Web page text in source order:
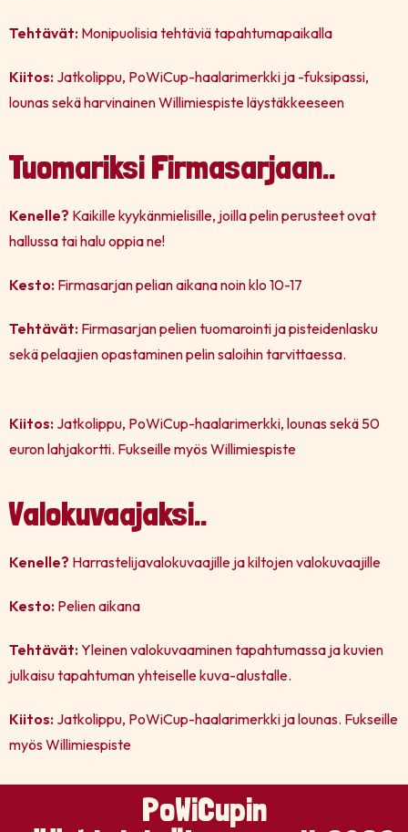
Tehtävät: Monipuolisia tehtäviä tapahtumapaikalla
Kiitos: Jatkolippu, PoWiCup-haalarimerkki ja -fuksipassi,
lounas sekä harvinainen Willimiespiste läystäkkeeseen
Tuomariksi Firmasarjaan..
Kenelle? Kaikille kyykänmielisille, joilla pelin perusteet ovat
hallussa tai halu oppia ne!
Kesto: Firmasarjan pelian aikana noin klo 10-17
Tehtävät: Firmasarjan pelien tuomarointi ja pisteidenlasku
sekä pelaajien opastaminen pelin saloihin tarvittaessa.
Kiitos: Jatkolippu, PoWiCup-haalarimerkki, lounas sekä 50
euron lahjakortti. Fukseille myös Willimiespiste
Valokuvaajaksi..
Kenelle? Harrastelijavalokuvaajille ja kiltojen valokuvaajille
Kesto: Pelien aikana
Tehtävät:Yleinen valokuvaaminen tapahtumassa ja kuvien
julkaisu tapahtuman yhteiselle kuva-alustalle.
Kiitos: Jatkolippu, PoWiCup-haalarimerkki ja lounas. Fukseille
myös Willimiespiste
PoWiCupin